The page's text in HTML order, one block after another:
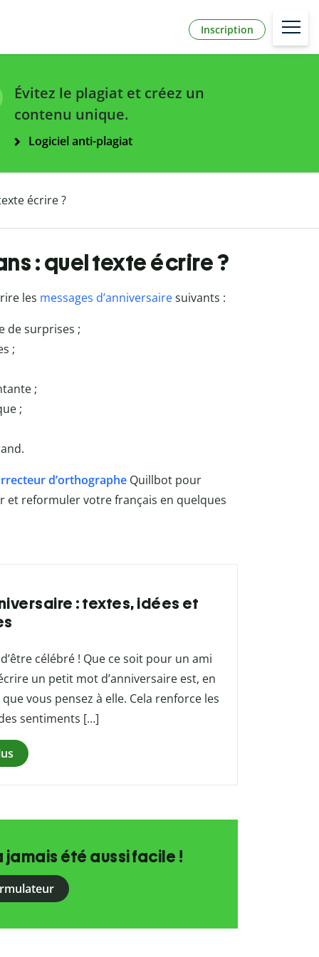
Inscription
Évitez le plagiat et créez un
contenu unique.
Logiciel anti-plagiat
écrire ?
: quel texte écrire ?
les messages d’anniversairesuivants :
de surprises ;
;
;
;
d’orthographeQuillbot pour
et reformuler votre français en quelques
: textes, idées et
célébré ! Que ce soit pour un ami
un petit mot d’anniversaire est, en
vous pensez à elle. Cela renforce les
sentiments […]
jamais été aussi facile !